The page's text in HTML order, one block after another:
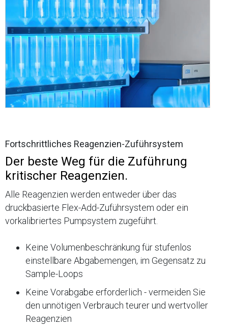
Fortschrittliches Reagenzien-Zuführsystem
Der beste Weg für die Zuführung
kritischer Reagenzien.
Alle Reagenzien werden entweder über das
druckbasierte Flex-Add-Zuführsystem oder ein
vorkalibriertes Pumpsystem zugeführt.
Keine Volumenbeschränkung für stufenlos
einstellbare Abgabemengen, im Gegensatz zu
Sample-Loops
Keine Vorabgabe erforderlich - vermeiden Sie
den unnötigen Verbrauch teurer und wertvoller
Reagenzien